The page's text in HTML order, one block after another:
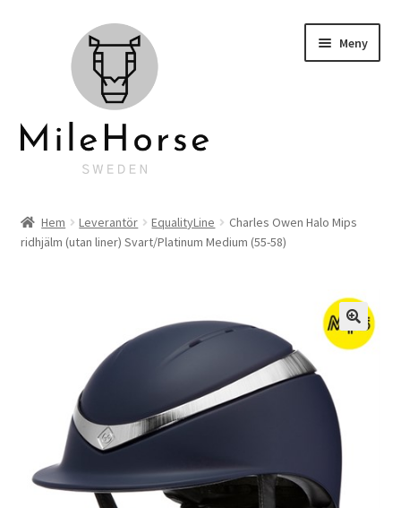
navigering
Meny
Klubbkläder
Personlig brodyr
Hem Leverantör EqualityLine
Charles Owen Halo Mips
ridhjälm (utan liner) Svart/Platinum Medium (55-58)